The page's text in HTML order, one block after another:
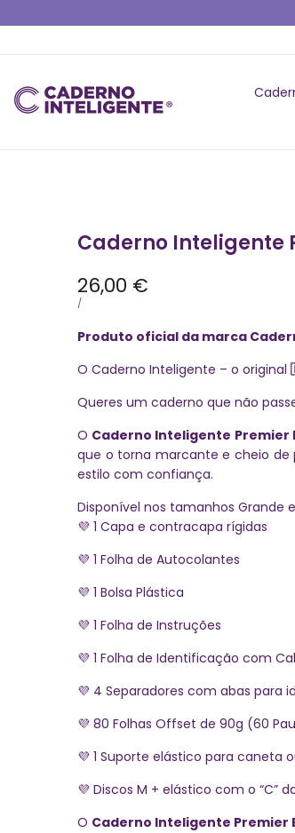
para
Caderno Inteligente
Preço
promocional
26,00 €
PREÇO
/POR
Produto oficial da marca
O Caderno Inteligente – o original
Queres um caderno que não
O Caderno Inteligente Premier
que o torna marcante e cheio de
estilo com confiança.
Disponível nos tamanhos Grande
💜 1 Capa e contracapa rígidas
💜 1 Folha de Autocolantes
💜 1 Bolsa Plástica
💜 1 Folha de Instruções
💜 1 Folha de Identificação com
💜 4 Separadores com abas para
💜 80 Folhas Offset de 90g (60
💜 1 Suporte elástico para caneta
💜 Discos M + elástico com o “C”
O Caderno Inteligente Premier